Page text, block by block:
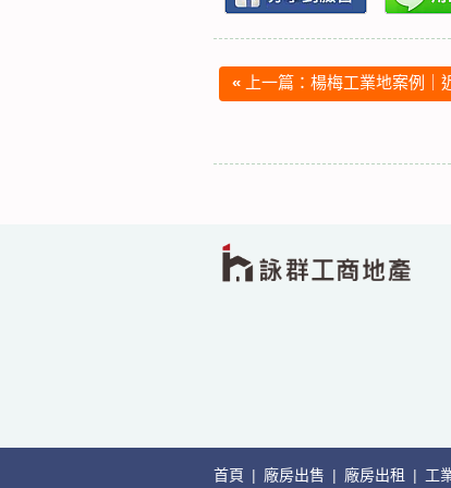
« 上一篇：楊梅工業地案例｜
首頁 | 廠房出售 | 廠房出租 | 工